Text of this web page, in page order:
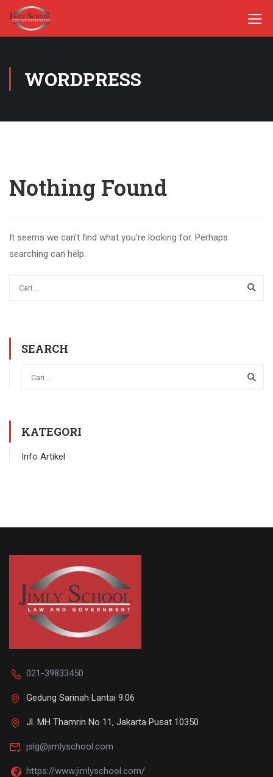
WORDPRESS
Nothing Found
It seems we can’t find what you’re looking for. Perhaps
searching can help.
SEARCH
KATEGORI
Info Artikel
021-39833450
Gedung Sarinah Lantai 9.06
Jl. MH Thamrin No 11, Jakarta Pusat 10350
jslg@jimlyschool.com
https://www.jimlyschool.com/